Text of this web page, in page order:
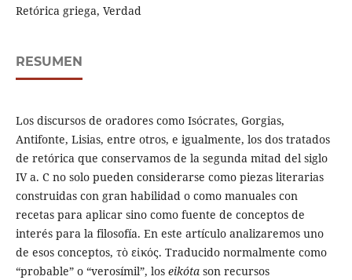
Retórica griega, Verdad
RESUMEN
Los discursos de oradores como Isócrates, Gorgias,
Antifonte, Lisias, entre otros, e igualmente, los dos tratados
de retórica que conservamos de la segunda mitad del siglo
IV a. C no solo pueden considerarse como piezas literarias
construidas con gran habilidad o como manuales con
recetas para aplicar sino como fuente de conceptos de
interés para la filosofía. En este artículo analizaremos uno
de esos conceptos, τὸ εἰκός. Traducido normalmente como
“probable” o “verosímil”, los eikótason recursos